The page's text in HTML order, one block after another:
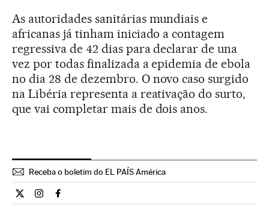
As autoridades sanitárias mundiais e
africanas já tinham iniciado a contagem
regressiva de 42 dias para declarar de una
vez por todas finalizada a epidemia de ebola
no dia 28 de dezembro. O novo caso surgido
na Libéria representa a reativação do surto,
que vai completar mais de dois anos.
Receba o boletim do EL PAÍS América
Internacional El País Brasil en Twitter
Internacional El País Brasil en Instagram
Internacional El País Brasil en Facebook